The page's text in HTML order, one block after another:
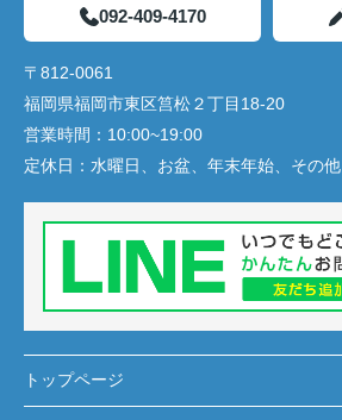
092-409-4170
〒812-0061
福岡県福岡市東区筥松２丁目18-20
営業時間： 10:00~19:00
定休日： 水曜日、お盆、年末年始、その他
トップページ